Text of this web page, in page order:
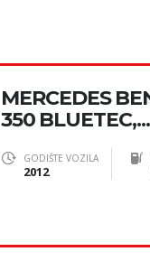
MERCEDES
350 BLUETEC,...
GODIŠTE VOZILA
2012